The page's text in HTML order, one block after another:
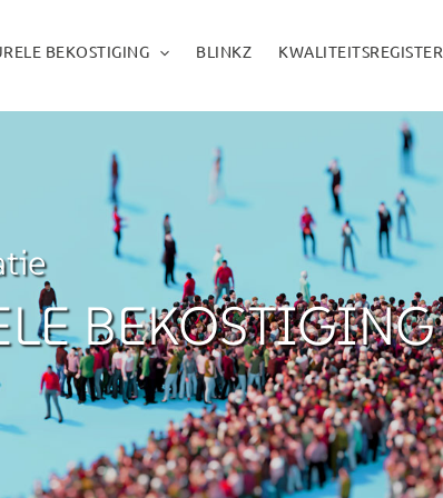
BEKOSTIGING BLINKZ KWALITEITSREGISTER
BEKOSTIGING